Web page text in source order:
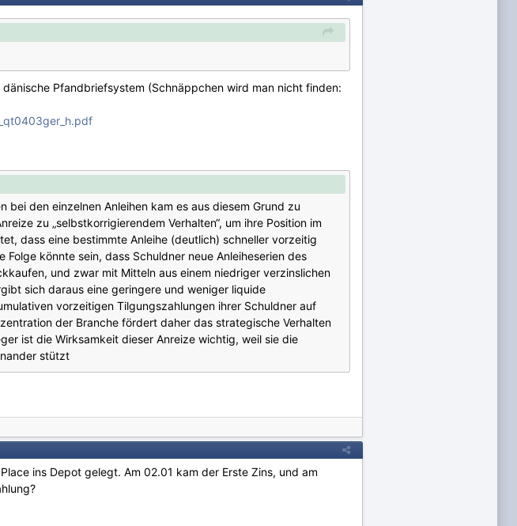
Pfandbriefsystem (Schnäppchen wird man nicht finden:
den einzelnen Anleihen kam es aus diesem Grund zu
zu „selbstkorrigierendem Verhalten“, um ihre Position im
dass eine bestimmte Anleihe (deutlich) schneller vorzeitig
könnte sein, dass Schuldner neue Anleiheserien des
und zwar mit Mitteln aus einem niedriger verzinslichen
sich daraus eine geringere und weniger liquide
vorzeitigen Tilgungszahlungen ihrer Schuldner auf
der Branche fördert daher das strategische Verhalten
ist die Wirksamkeit dieser Anreize wichtig, weil sie die
stützt
ins Depot gelegt. Am 02.01 kam der Erste Zins, und am